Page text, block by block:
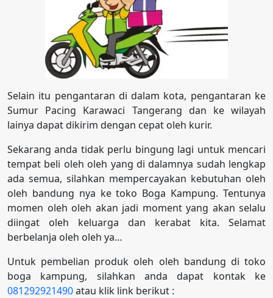
Selain itu pengantaran di dalam kota, pengantaran ke
Sumur Pacing Karawaci Tangerang dan ke wilayah
lainya dapat dikirim dengan cepat oleh kurir.
Sekarang anda tidak perlu bingung lagi untuk mencari
tempat beli oleh oleh yang di dalamnya sudah lengkap
ada semua, silahkan mempercayakan kebutuhan oleh
oleh bandung nya ke toko Boga Kampung. Tentunya
momen oleh oleh akan jadi moment yang akan selalu
diingat oleh keluarga dan kerabat kita. Selamat
berbelanja oleh oleh ya…
Untuk pembelian produk oleh oleh bandung di toko
boga kampung, silahkan anda dapat kontak ke
081292921490atau klik link berikut :